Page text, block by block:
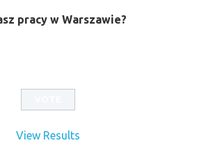
pracy w Warszawie?
View Results